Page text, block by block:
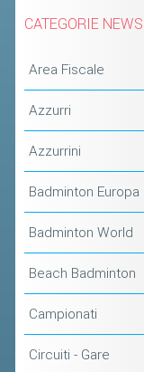
CATEGORIE NEWS
Area Fiscale
Azzurri
Azzurrini
Badminton Europa
Badminton World
Beach Badminton
Campionati
Circuiti - Gare